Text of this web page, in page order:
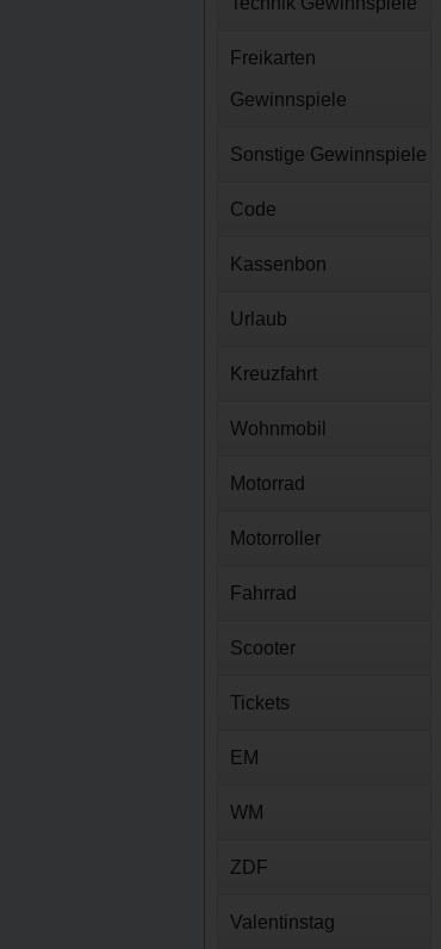
Freikarten
Gewinnspiele
Sonstige Gewinnspiele
Code
Kassenbon
Urlaub
Kreuzfahrt
Wohnmobil
Motorrad
Motorroller
Fahrrad
Scooter
Tickets
EM
WM
ZDF
Valentinstag